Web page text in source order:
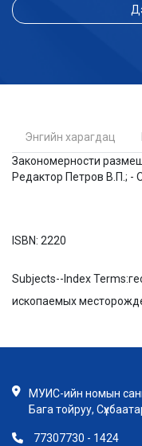
Энгийн харагдац
Закономерности
Редактор Петров В.П.; -
ISBN: 2220
Subjects--Index Terms:
ископаемых
МУИС-ийн номын
Бага тойруу,
77307730 - 1424